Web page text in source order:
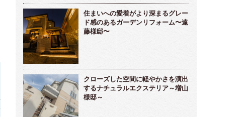
住まいへの愛着がより深まるグレー
ド感のあるガーデンリフォーム〜遠
藤様邸〜
クローズした空間に軽やかさを演出
するナチュラルエクステリア～増山
様邸～